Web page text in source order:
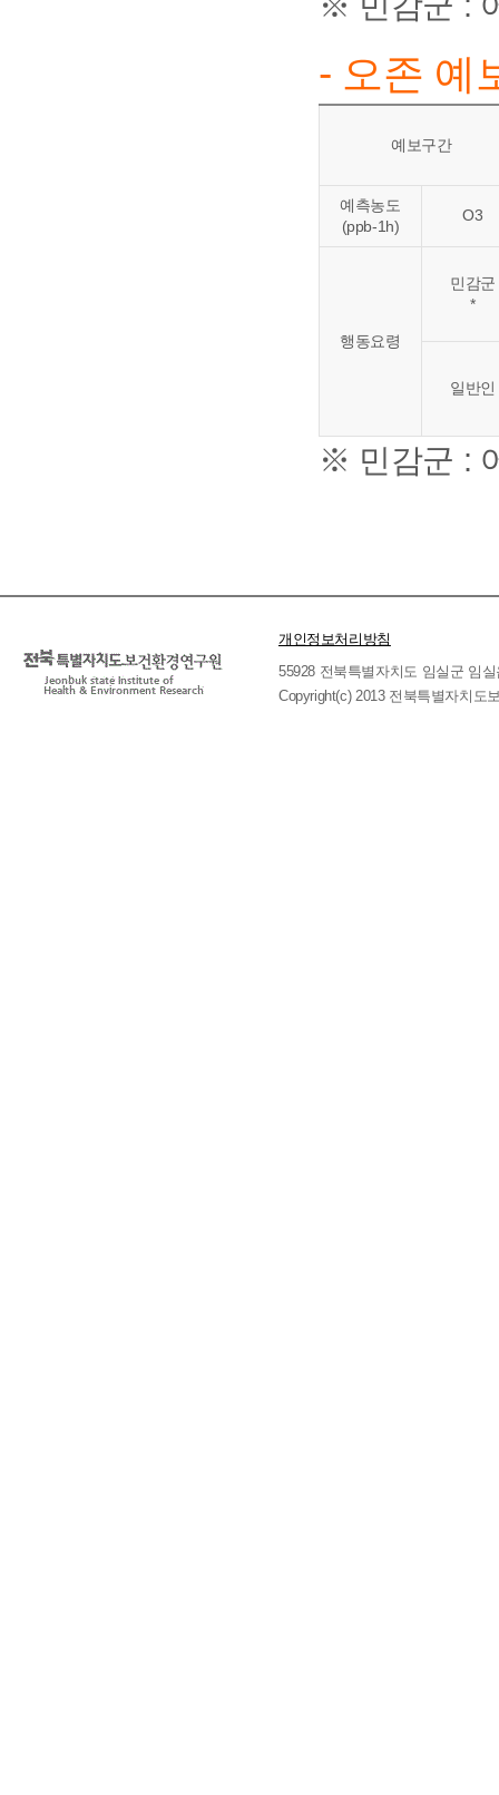
- 오존 예
예보구간
예측농도
(ppb-1h)
O3
행동요령
민감군
*
일반인
※ 민감군 :
개인정보처리방침
55928 전북특별자치도 임실군 임
Copyright(c) 2013 전북특별자치도